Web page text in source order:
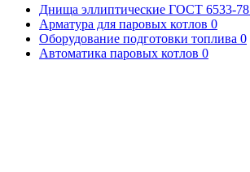
Днища эллиптические ГОСТ 6533-78
Арматура для паровых котлов 0
Оборудование подготовки топлива 0
Автоматика паровых котлов 0